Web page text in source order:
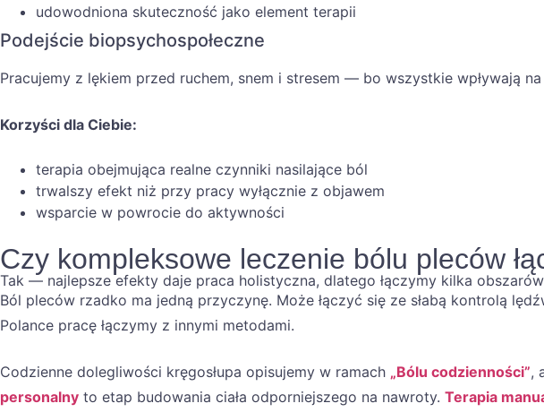
udowodniona skuteczność jako element terapii
Podejście biopsychospołeczne
Pracujemy z lękiem przed ruchem, snem i stresem — bo wszystkie wpływają
Korzyści dla Ciebie:
terapia obejmująca realne czynniki nasilające ból
trwalszy efekt niż przy pracy wyłącznie z objawem
wsparcie w powrocie do aktywności
Czy kompleksowe leczenie bólu pleców
Tak — najlepsze efekty daje praca holistyczna, dlatego łączymy kilka obszarów
Ból pleców rzadko ma jedną przyczynę. Może łączyć się ze słabą kontrolą
Polance pracę łączymy z innymi metodami.
Codzienne dolegliwości kręgosłupa opisujemy w ramach „Bólu codzienności”,
personalny to etap budowania ciała odporniejszego na nawroty. Terapia